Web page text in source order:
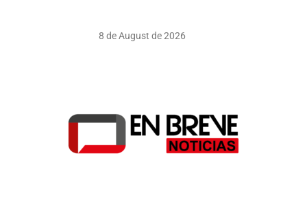
8 de August de 2026